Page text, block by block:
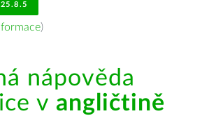
)
nápověda
v angličtině